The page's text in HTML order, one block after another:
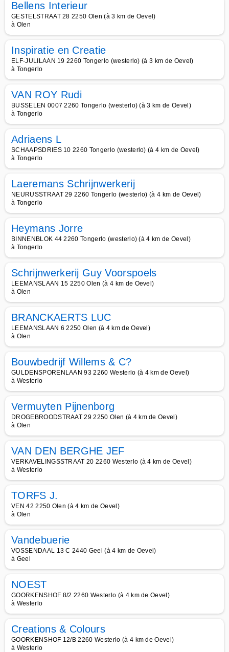
Bellens Interieur
GESTELSTRAAT 28 2250 Olen (à 3 km de Oevel)
à Olen
Inspiratie en Creatie
ELF-JULILAAN 19 2260 Tongerlo (westerlo) (à 3 km de Oevel)
à Tongerlo
VAN ROY Rudi
BUSSELEN 0007 2260 Tongerlo (westerlo) (à 3 km de Oevel)
à Tongerlo
Adriaens L
SCHAAPSDRIES 10 2260 Tongerlo (westerlo) (à 4 km de Oevel)
à Tongerlo
Laeremans Schrijnwerkerij
NEURUSSTRAAT 29 2260 Tongerlo (westerlo) (à 4 km de Oevel)
à Tongerlo
Heymans Jorre
BINNENBLOK 44 2260 Tongerlo (westerlo) (à 4 km de Oevel)
à Tongerlo
Schrijnwerkerij Guy Voorspoels
LEEMANSLAAN 15 2250 Olen (à 4 km de Oevel)
à Olen
BRANCKAERTS LUC
LEEMANSLAAN 6 2250 Olen (à 4 km de Oevel)
à Olen
Bouwbedrijf Willems & C?
GULDENSPORENLAAN 93 2260 Westerlo (à 4 km de Oevel)
à Westerlo
Vermuyten Pijnenborg
DROGEBROODSTRAAT 29 2250 Olen (à 4 km de Oevel)
à Olen
VAN DEN BERGHE JEF
VERKAVELINGSSTRAAT 20 2260 Westerlo (à 4 km de Oevel)
à Westerlo
TORFS J.
VEN 42 2250 Olen (à 4 km de Oevel)
à Olen
Vandebuerie
VOSSENDAAL 13 C 2440 Geel (à 4 km de Oevel)
à Geel
NOEST
GOORKENSHOF 8/2 2260 Westerlo (à 4 km de Oevel)
à Westerlo
Creations & Colours
GOORKENSHOF 12/B 2260 Westerlo (à 4 km de Oevel)
à Westerlo